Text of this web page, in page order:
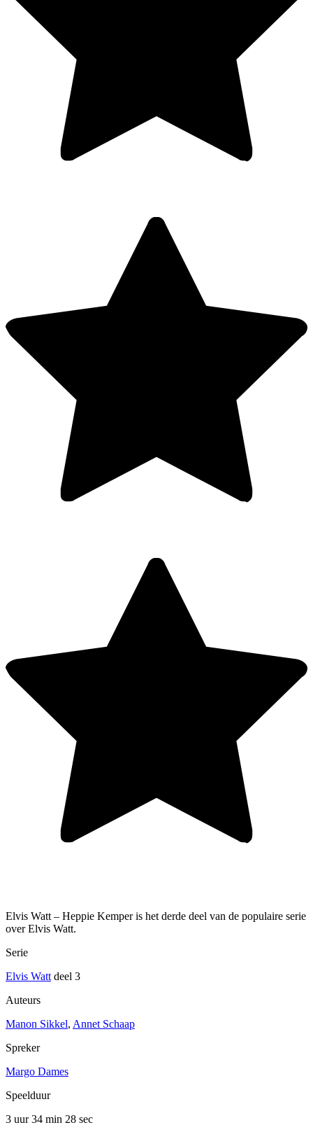
Elvis Watt – Heppie Kemper is het derde deel van de populaire serie
over Elvis Watt.
Serie
Elvis Watt deel 3
Auteurs
Manon Sikkel, Annet Schaap
Spreker
Margo Dames
Speelduur
3 uur 34 min 28 sec